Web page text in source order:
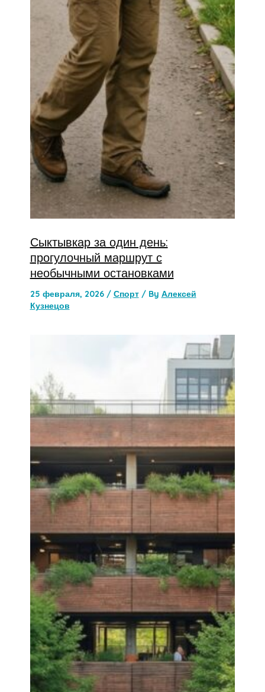
Сыктывкар за один день:
прогулочный маршрут с
необычными остановками
25 февраля, 2026 / Спорт/ By Алексей
Кузнецов